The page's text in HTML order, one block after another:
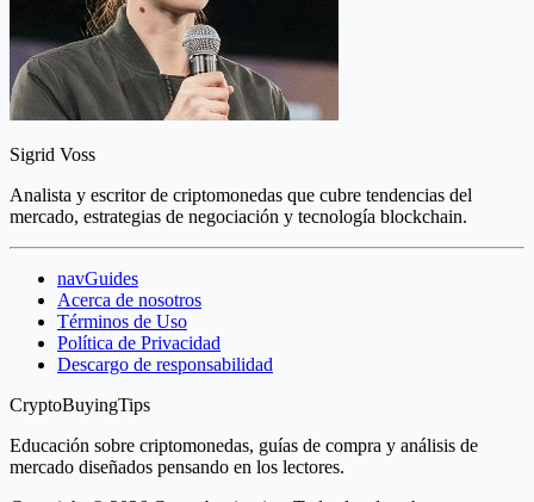
Sigrid Voss
Analista y escritor de criptomonedas que cubre tendencias del
mercado, estrategias de negociación y tecnología blockchain.
navGuides
Acerca de nosotros
Términos de Uso
Política de Privacidad
Descargo de responsabilidad
CryptoBuyingTips
Educación sobre criptomonedas, guías de compra y análisis de
mercado diseñados pensando en los lectores.